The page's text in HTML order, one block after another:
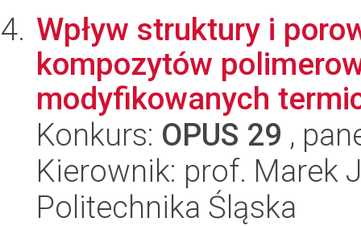
Wpływ struktury i
kompozytów
modyfikowanych
Konkurs: OPUS 29 ,
Kierownik: prof. Marek
Politechnika Śląska